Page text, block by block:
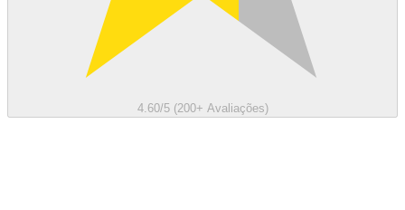
4.60/5 (200+ Avaliações)